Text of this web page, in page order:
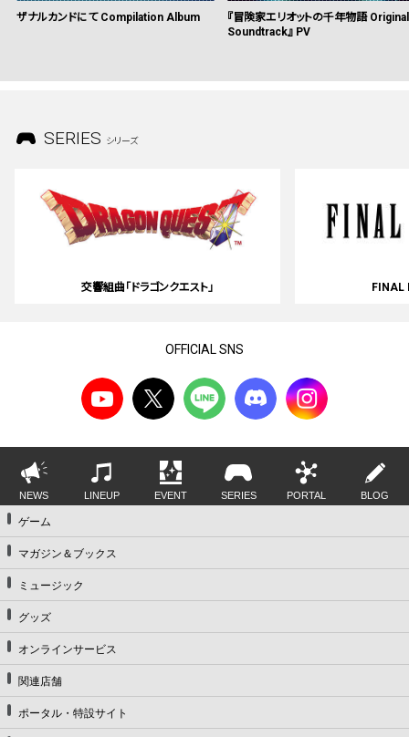
ザナルカンドにて Compilation Album
『冒険家エリオットの千年物語 Original
Soundtrack』 PV
SERIES シリーズ
交響組曲「ドラゴンクエスト」 FINAL
OFFICIAL SNS
NEWS LINEUP EVENT SERIES PORTAL BLOG
ゲーム
マガジン＆ブックス
ミュージック
グッズ
オンラインサービス
関連店舗
ポータル・特設サイト